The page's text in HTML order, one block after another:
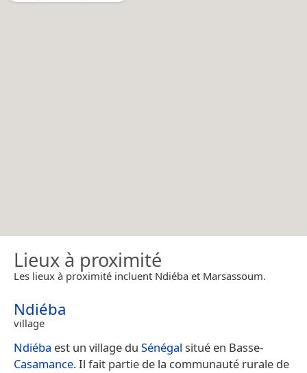
Lieux à proximité
Les lieux à proximité incluent Ndiéba et Marsassoum.
Ndiéba
village
Ndiéba est un village du Sénégal situé en Basse-
Casamance. Il fait partie de la communauté rurale de